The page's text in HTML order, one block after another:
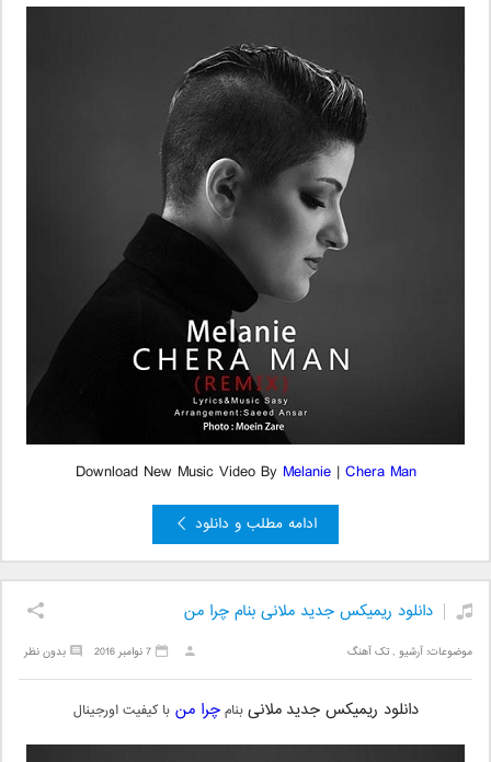
Download New Music Video By Melanie| Chera Man
ادامه مطلب و دانلود
دانلود ریمیکس جدید ملانی بنام چرا من
موضوعات:آرشیو ,تک آهنگ بدون نظر 7 نوامبر 2016
دانلود ریمیکس جدید ملانیبنامچرا من با کیفیت اورجینال